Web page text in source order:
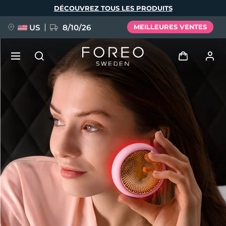
DÉCOUVREZ TOUS LES PRODUITS
US 8/10/26 MEILLEURES VENTES
Se connecter
Profil de l'utilisateur
Mes appareils
Mes commandes
Mes adresses
Mes abonnements
NOUVEAU
FAQ™ Pure Beauty-Tech Elixir
BREAKING NEWS
issa™ Teeth Whitening Set
Langue
Deutsch
Español
Français
Italiano
Português
Polski
Svenska
Русский
Türkçe
简体中文 繁體中文